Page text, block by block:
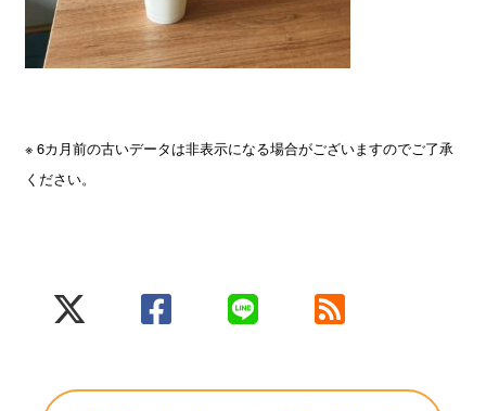
※ 6カ月前の古いデータは非表示になる場合がございますのでご了承
ください。